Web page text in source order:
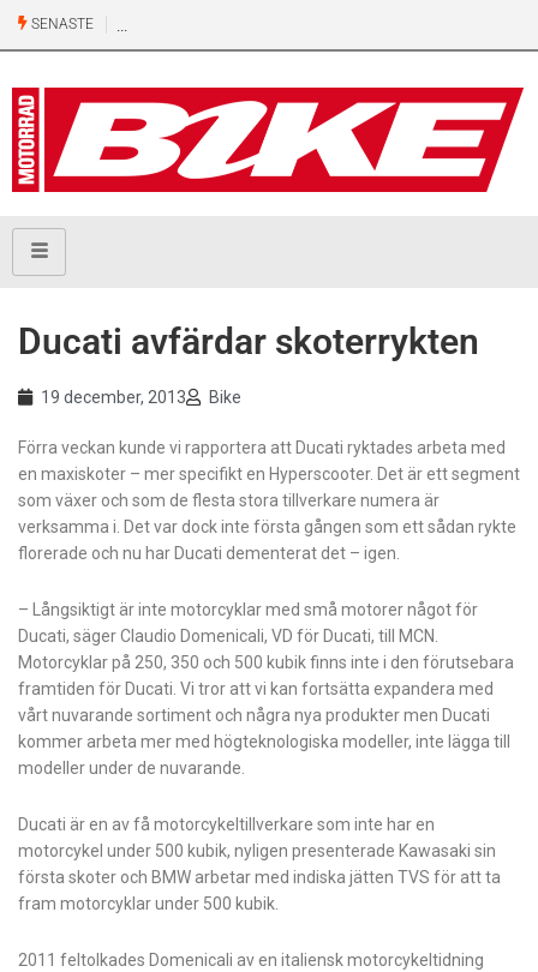
SENASTE
Ducati avfärdar skoterrykten
19 december, 2013 Bike
Förra veckan kunde vi rapportera att Ducati ryktades arbeta med
en maxiskoter – mer specifikt en Hyperscooter. Det är ett segment
som växer och som de flesta stora tillverkare numera är
verksamma i. Det var dock inte första gången som ett sådan rykte
florerade och nu har Ducati dementerat det – igen.
– Långsiktigt är inte motorcyklar med små motorer något för
Ducati, säger Claudio Domenicali, VD för Ducati, till MCN.
Motorcyklar på 250, 350 och 500 kubik finns inte i den förutsebara
framtiden för Ducati. Vi tror att vi kan fortsätta expandera med
vårt nuvarande sortiment och några nya produkter men Ducati
kommer arbeta mer med högteknologiska modeller, inte lägga till
modeller under de nuvarande.
Ducati är en av få motorcykeltillverkare som inte har en
motorcykel under 500 kubik, nyligen presenterade Kawasaki sin
första skoter och BMW arbetar med indiska jätten TVS för att ta
fram motorcyklar under 500 kubik.
2011 feltolkades Domenicali av en italiensk motorcykeltidning